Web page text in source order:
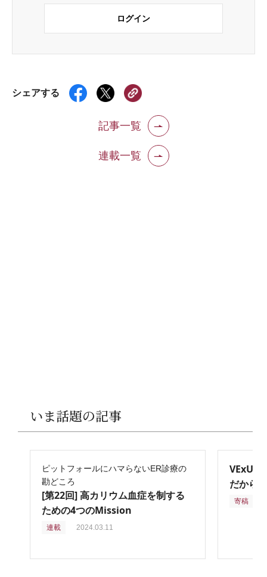
ログイン
シェアする
記事一覧
連載一覧
いま話題の記事
ピットフォールにハマらないER診療の
勘どころ
[第22回] 高カリウム血症を制する
ための4つのMission
連載 2024.03.11
VExUS
だから
寄稿